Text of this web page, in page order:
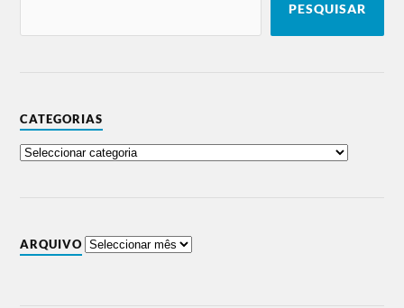
PESQUISAR
CATEGORIAS
ARQUIVO